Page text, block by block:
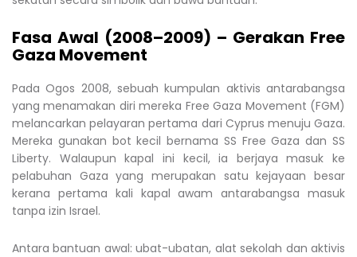
Fasa Awal (2008–2009) – Gerakan Free
Gaza Movement
Pada Ogos 2008, sebuah kumpulan aktivis antarabangsa
yang menamakan diri mereka Free Gaza Movement (FGM)
melancarkan pelayaran pertama dari Cyprus menuju Gaza.
Mereka gunakan bot kecil bernama SS Free Gaza dan SS
Liberty. Walaupun kapal ini kecil, ia berjaya masuk ke
pelabuhan Gaza yang merupakan satu kejayaan besar
kerana pertama kali kapal awam antarabangsa masuk
tanpa izin Israel.
Antara bantuan awal: ubat-ubatan, alat sekolah dan aktivis